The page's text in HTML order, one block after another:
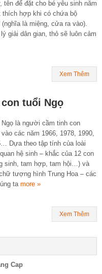
tên để đặt cho bé yêu sinh năm
thích hợp khi có chứa bộ
(nghĩa là miệng, cửa ra vào).
giải dân gian, thỏ sẽ luôn cảm
Xem Thêm
tuổi Ngọ
là người cầm tinh con
các năm 1966, 1978, 1990,
Dựa theo tập tính của loài
hệ sinh – khắc của 12 con
sinh, tam hợp, tam hội…) và
tượng hình Trung Hoa – các
tamore »
Xem Thêm